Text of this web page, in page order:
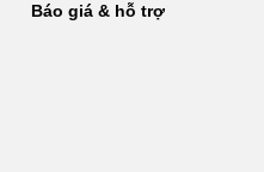
Báo giá & hỗ trợ